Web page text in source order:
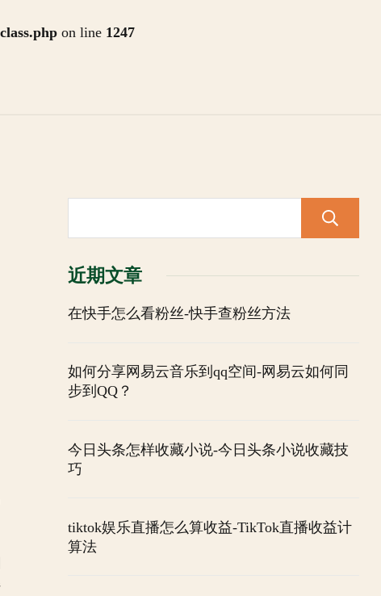
on line 1247
近期文章
在快手怎么看粉丝-快手查粉丝方法
如何分享网易云音乐到qq空间-网易云如何同
步到QQ？
今日头条怎样收藏小说-今日头条小说收藏技
巧
tiktok娱乐直播怎么算收益-TikTok直播收益计
算法